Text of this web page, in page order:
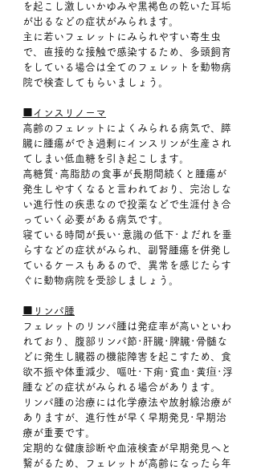
を起こし激しいかゆみや黒褐色の乾いた耳垢
が出るなどの症状がみられます。
主に若いフェレットにみられやすい寄生虫
で、直接的な接触で感染するため、多頭飼育
をしている場合は全てのフェレットを動物病
院で検査してもらいましょう。
■インスリノーマ
高齢のフェレットによくみられる病気で、膵
臓に腫瘍ができ過剰にインスリンが生産され
てしまい低血糖を引き起こします。
高糖質･高脂肪の食事が長期間続くと腫瘍が
発生しやすくなると言われており、完治しな
い進行性の疾患なので投薬などで生涯付き合
っていく必要がある病気です。
寝ている時間が長い･意識の低下･よだれを垂
らすなどの症状がみられ、副腎腫瘍を併発し
ているケースもあるので、異常を感じたらす
ぐに動物病院を受診しましょう。
■リンパ腫
フェレットのリンパ腫は発症率が高いといわ
れており、腹部リンパ節･肝臓･脾臓･骨髄な
どに発生し臓器の機能障害を起こすため、食
欲不振や体重減少、嘔吐･下痢･貧血･黄疸･浮
腫などの症状がみられる場合があります。
リンパ腫の治療には化学療法や放射線治療が
ありますが、進行性が早く早期発見･早期治
療が重要です。
定期的な健康診断や血液検査が早期発見へと
繋がるため、フェレットが高齢になったら年